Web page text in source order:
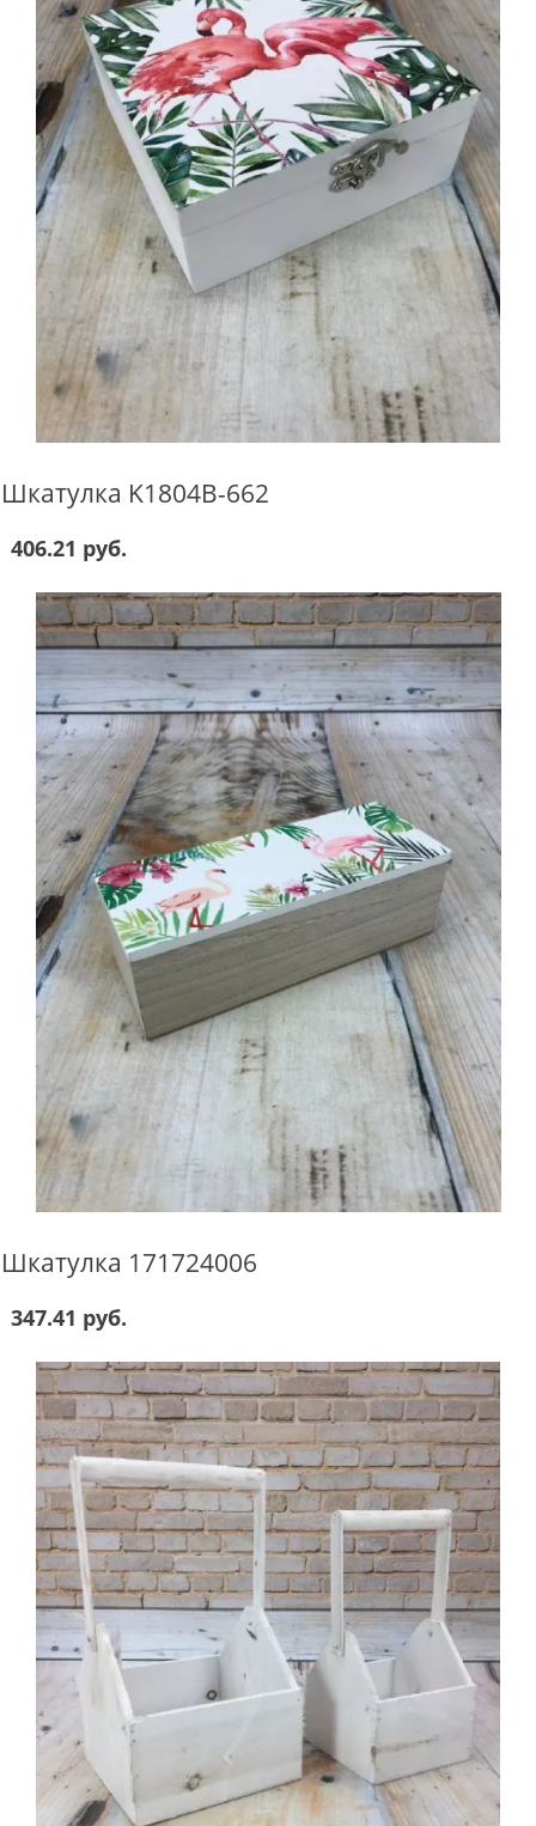
Шкатулка K1804B-662
406.21 руб.
Шкатулка 171724006
347.41 руб.